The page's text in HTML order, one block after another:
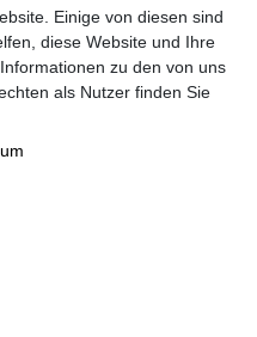
Liter
| 10,65 € / Liter
Einige von diesen sind
diese Website und Ihre
zu den von uns
als Nutzer finden Sie